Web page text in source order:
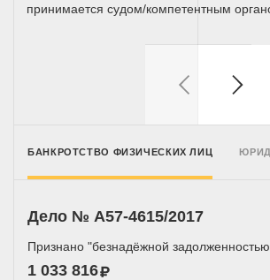
принимается судом/компетентным
БАНКРОТСТВО ФИЗИЧЕСКИХ ЛИЦ
Дело № A57-4615/2017
Признано "безнадёжной
1 033 816